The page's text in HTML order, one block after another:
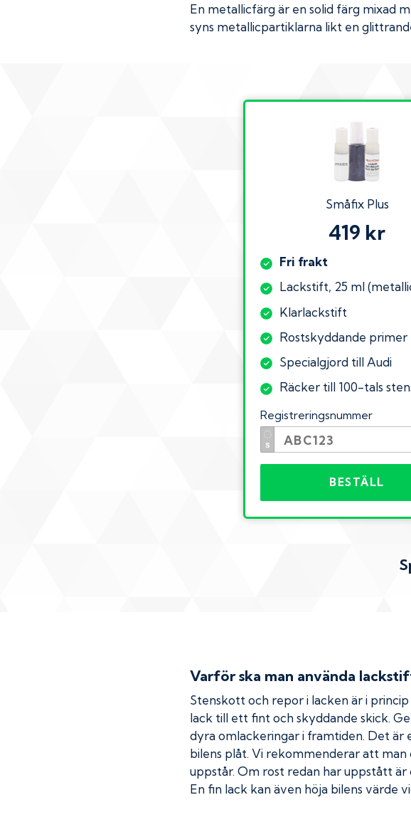
En metallicfärg är en solid färg mixad
syns metallicpartiklarna likt en
Småfix Plus
419 kr
Fri frakt
Lackstift, 25 ml
Klarlackstift
Rostskyddande primer
Specialgjord till Audi
Räcker till 100-tals
Registreringsnummer
BESTÄLL
Varför ska man använda
Stenskott och repor i lacken är i
lack till ett fint och skyddande skick.
dyra omlackeringar i framtiden. Det
bilens plåt. Vi rekommenderar att
uppstår. Om rost redan har uppstått
En fin lack kan även höja bilens värde